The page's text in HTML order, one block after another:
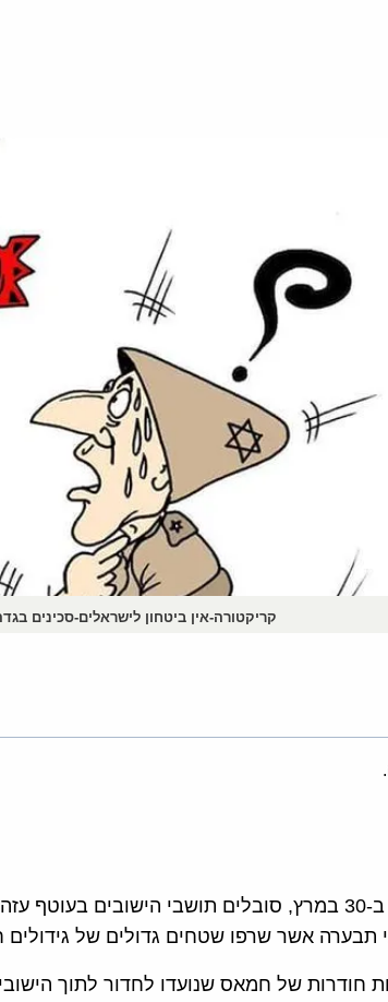
קריקטורה-אין ביטחון לישראלים-סכינים
כבר חצי שנה, מאז "יום האדמה" ב-30 במרץ, סובלים תושבי
תבערה אשר שרפו שטחים גדולים של גידולים
חודרות של חמאס שנועדו לחדור לתוך